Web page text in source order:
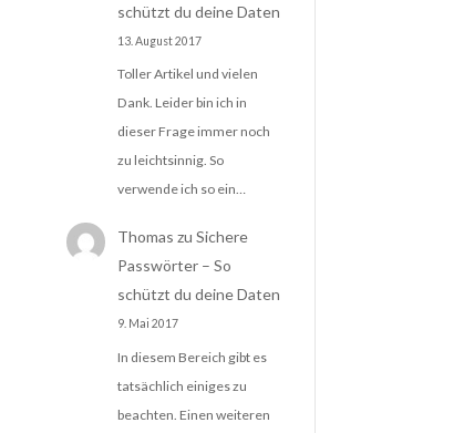
schützt du deine Daten
13. August 2017
Toller Artikel und vielen
Dank. Leider bin ich in
dieser Frage immer noch
zu leichtsinnig. So
verwende ich so ein…
Thomas zu Sichere
Passwörter – So
schützt du deine Daten
9. Mai 2017
In diesem Bereich gibt es
tatsächlich einiges zu
beachten. Einen weiteren